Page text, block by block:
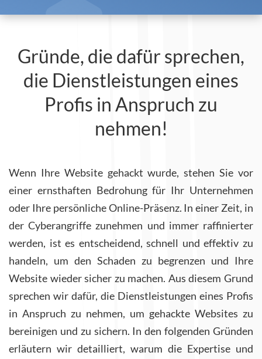
Gründe, die dafür sprechen,
die Dienstleistungen eines
Profis in Anspruch zu
nehmen!
Wenn Ihre Website gehackt wurde, stehen Sie vor
einer ernsthaften Bedrohung für Ihr Unternehmen
oder Ihre persönliche Online-Präsenz. In einer Zeit, in
der Cyberangriffe zunehmen und immer raffinierter
werden, ist es entscheidend, schnell und effektiv zu
handeln, um den Schaden zu begrenzen und Ihre
Website wieder sicher zu machen. Aus diesem Grund
sprechen wir dafür, die Dienstleistungen eines Profis
in Anspruch zu nehmen, um gehackte Websites zu
bereinigen und zu sichern. In den folgenden Gründen
erläutern wir detailliert, warum die Expertise und